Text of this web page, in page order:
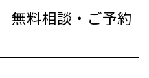
無料相談・ご予約